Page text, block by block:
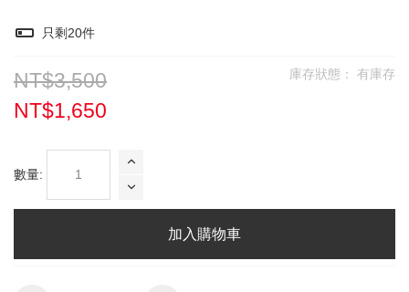
只剩 20件
庫存狀態： 有庫存
NT$3,500
NT$1,650
數量:
加入購物車